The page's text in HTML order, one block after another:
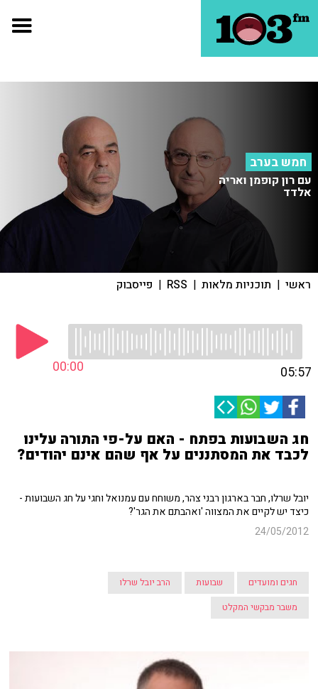
חמש בערב
עם רון קופמן ואריה
אלדד
ראשי | תוכניות מלאות |
RSS
| פייסבוק
00:00 05:57
חג השבועות בפתח - האם על-פי התורה עלינו
לכבד את המסתננים על אף שהם אינם יהודים?
יובל שרלו, חבר בארגון רבני צהר, משוחח עם עמנואל וחגי על חג השבועות -
כיצד יש לקיים את המצווה 'ואהבתם את הגר'?
24/05/2012
חגים ומועדים שבועות
הרב יובל שרלו
משבר מבקשי המקלט